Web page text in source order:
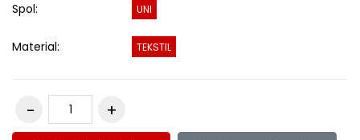
Spol: UNI
Material: TEKSTIL